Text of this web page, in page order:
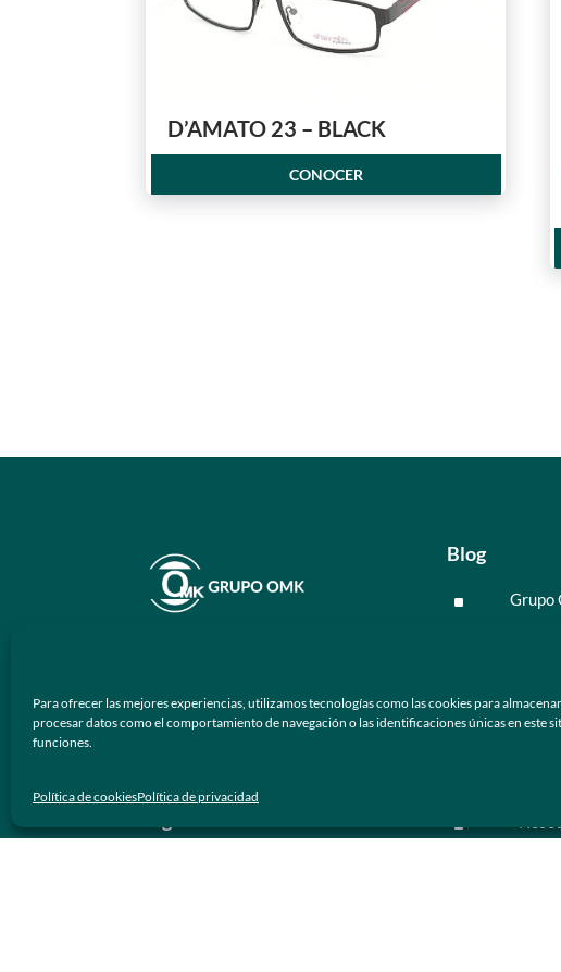
Para ofrecer las mejores experiencias, utilizamos tecnologías como las cookies para
procesar datos como el comportamiento de navegación o las identificaciones únicas en
funciones.
Política de cookiesPolítica de privacidad
D’AMATO 23 – BLACK
CONOCER
ópticos y lentes de sol de calidad y
Blog
^ Grupo
^
^